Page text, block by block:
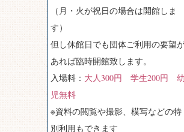
（月・火が祝日の場合は開館しま
す）
但し休館日でも団体ご利用の要望
あれば臨時開館致します。
入場料： 大人300円 学生200円 幼
児無料
※資料の閲覧や撮影、模写などの特
別利用もできます